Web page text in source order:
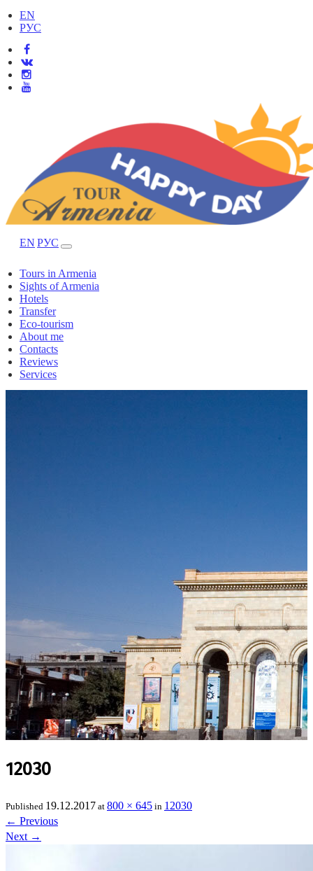
EN
РУС
EN РУС
Tours in Armenia
Sights of Armenia
Hotels
Transfer
Eco-tourism
About me
Contacts
Reviews
Services
12030
Published 19.12.2017 at 800 × 645 in 12030
← Previous
Next →